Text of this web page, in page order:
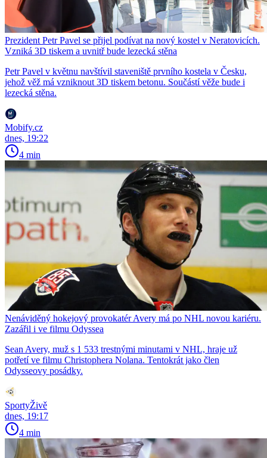
Prezident Petr Pavel se přijel podívat na nový kostel v Neratovicích.
Vzniká 3D tiskem a uvnitř bude lezecká stěna
Petr Pavel v květnu navštívil staveniště prvního kostela v Česku,
jehož věž má vzniknout 3D tiskem betonu. Součástí věže bude i
lezecká stěna.
Mobify.cz
dnes, 19:22
4 min
Nenáviděný hokejový provokatér Avery má po NHL novou kariéru.
Zazářil i ve filmu Odyssea
Sean Avery, muž s 1 533 trestnými minutami v NHL, hraje už
potřetí ve filmu Christophera Nolana. Tentokrát jako člen
Odysseovy posádky.
SportyŽivě
dnes, 19:17
4 min